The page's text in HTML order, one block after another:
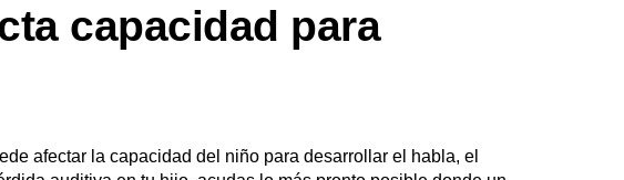
capacidad para
afectar la capacidad del niño para desarrollar el habla, el